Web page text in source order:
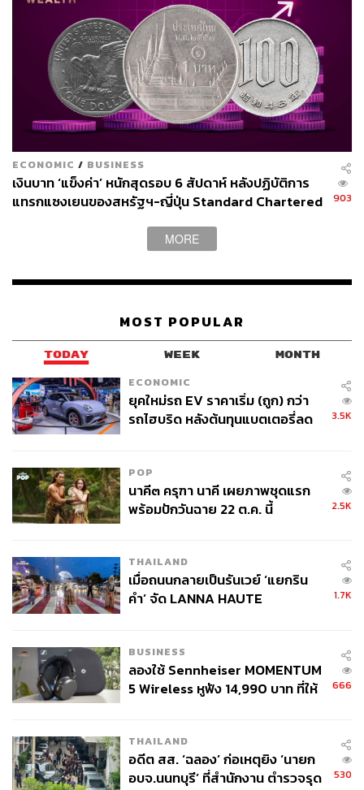
ECONOMIC / BUSINESS
เงินบาท ‘แข็งค่า’ หนักสุดรอบ 6 สัปดาห์ หลังปฏิบัติการ
แทรกแซงเยนของสหรัฐฯ-ญี่ปุ่น Standard Chartered
903
MORE
MOST POPULAR
TODAY WEEK MONTH
ECONOMIC
ยุคใหม่รถ EV ราคาเริ่ม (ถูก) กว่า
รถไฮบริด หลังต้นทุนแบตเตอรี่ลด
3.5K
POP
นาคี๓ ครุฑา นาคี เผยภาพชุดแรก
พร้อมปักวันฉาย 22 ต.ค. นี้
2.5K
THAILAND
เมื่อถนนกลายเป็นรันเวย์ ‘แยกริน
คำ’ จัด LANNA HAUTE
1.7K
BUSINESS
ลองใช้ Sennheiser MOMENTUM
5 Wireless หูฟัง 14,990 บาท ที่ให้
666
THAILAND
อดีต สส. ‘ฉลอง’ ก่อเหตุยิง ‘นายก
อบจ.นนทบุรี’ ที่สำนักงาน ตำรวจรุด
530